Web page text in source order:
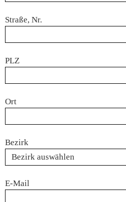
Straße, Nr.
PLZ
Ort
Bezirk
E-Mail